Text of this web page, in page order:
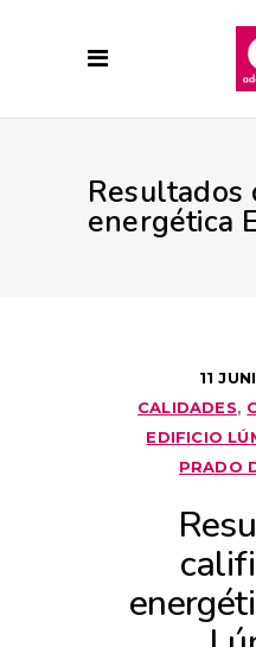
Resultados
energética
11
CALIDADES,
EDIFICIO
PRADO